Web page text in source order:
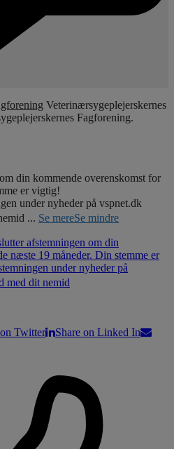
Veterinærsygeplejerskernes
Fagforening.
din kommende overenskomst for
er vigtig!
under nyheder på vspnet.dk
... Se mereSe mindre
Twitter
Share on Linked In